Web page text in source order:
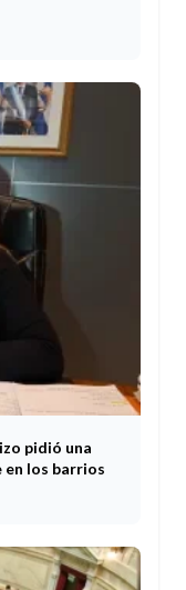
pidió una
en los barrios